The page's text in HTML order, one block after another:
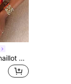
Slaydiva Ensemble de maillot de bain bikini triangle à col licou pour femmes, printemps/été 2026, grande taille, tenue de plage